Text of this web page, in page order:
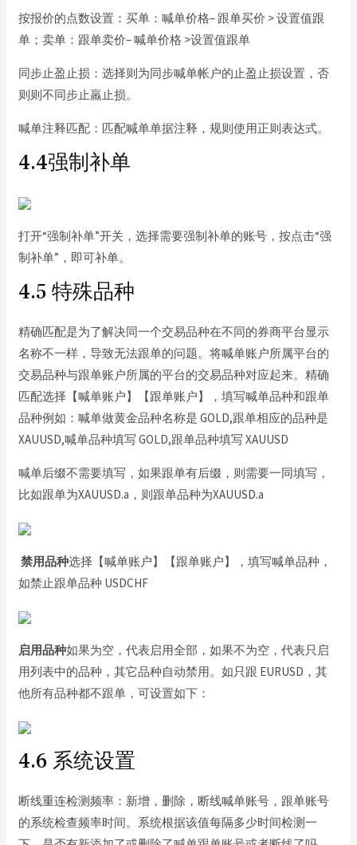
按报价的点数设置：买单：喊单价格– 跟单买价 > 设置值跟
单；卖单：跟单卖价– 喊单价格 >设置值跟单
同步止盈止损：选择则为同步喊单帐户的止盈止损设置，否
则则不同步止羸止损。
喊单注释匹配：匹配喊单单据注释，规则使用正则表达式。
4.4强制补单
打开“强制补单”开关，选择需要强制补单的账号，按点击“强
制补单”，即可补单。
4.5 特殊品种
精确匹配是为了解决同一个交易品种在不同的券商平台显示
名称不一样，导致无法跟单的问题。将喊单账户所属平台的
交易品种与跟单账户所属的平台的交易品种对应起来。精确
匹配选择【喊单账户】【跟单账户】，填写喊单品种和跟单
品种例如：喊单做黄金品种名称是 GOLD,跟单相应的品种是
XAUUSD,喊单品种填写 GOLD,跟单品种填写 XAUUSD
喊单后缀不需要填写，如果跟单有后缀，则需要一同填写，
比如跟单为XAUUSD.a，则跟单品种为XAUUSD.a
禁用品种选择【喊单账户】【跟单账户】，填写喊单品种，
如禁止跟单品种 USDCHF
启用品种如果为空，代表启用全部，如果不为空，代表只启
用列表中的品种，其它品种自动禁用。如只跟 EURUSD，其
他所有品种都不跟单，可设置如下：
4.6 系统设置
断线重连检测频率：新增，删除，断线喊单账号，跟单账号
的系统检查频率时间。系统根据该值每隔多少时间检测一